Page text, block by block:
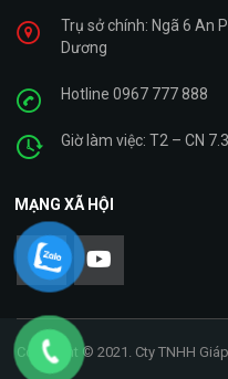
Trụ sở chính: Ngã 6 An
Dương
Hotline 0967 777 888
Giờ làm việc: T2 – CN
MẠNG XÃ HỘI
Copyright © 2021. Cty TNHH